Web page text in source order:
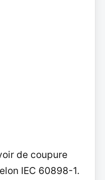
de coupure
IEC 60898-1.